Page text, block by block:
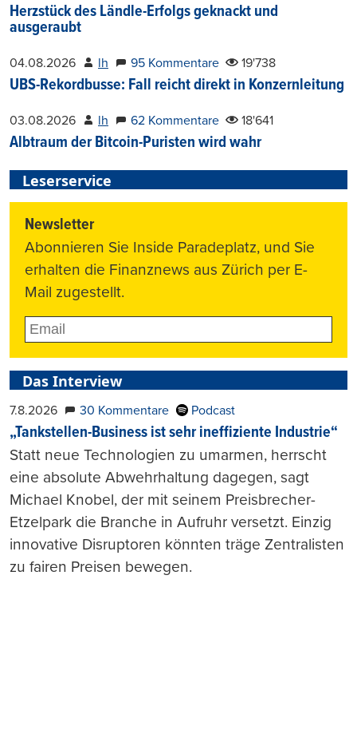
Herzstück des Ländle-Erfolgs geknackt und
ausgeraubt
04.08.2026 lh 95 Kommentare 19'738
UBS-Rekordbusse: Fall reicht direkt in Konzernleitung
03.08.2026 lh 62 Kommentare 18'641
Albtraum der Bitcoin-Puristen wird wahr
Leserservice
Newsletter
Abonnieren Sie Inside Paradeplatz, und Sie
erhalten die Finanznews aus Zürich per E-
Mail zugestellt.
Das Interview
7.8.2026 30 Kommentare Podcast
„Tankstellen-Business ist sehr ineffiziente Industrie“
Statt neue Technologien zu umarmen, herrscht
eine absolute Abwehrhaltung dagegen, sagt
Michael Knobel, der mit seinem Preisbrecher-
Etzelpark die Branche in Aufruhr versetzt. Einzig
innovative Disruptoren könnten träge Zentralisten
zu fairen Preisen bewegen.